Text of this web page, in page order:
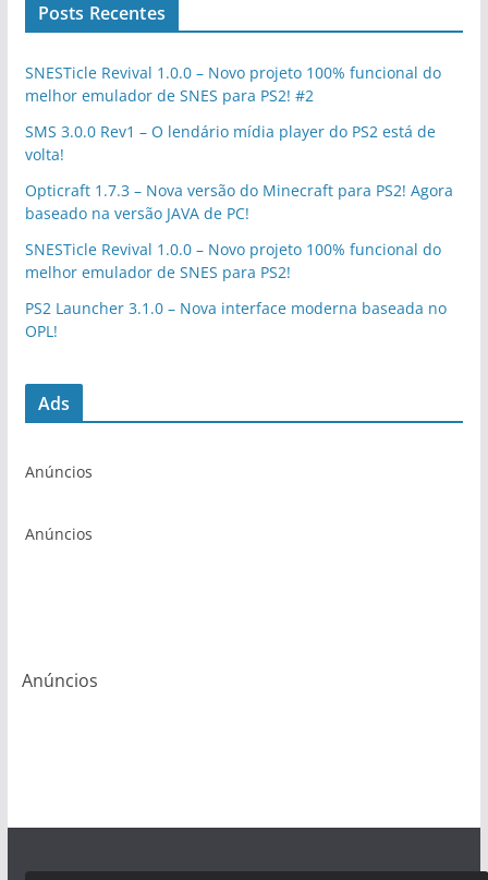
Posts Recentes
SNESTicle Revival 1.0.0 – Novo projeto 100% funcional do
melhor emulador de SNES para PS2! #2
SMS 3.0.0 Rev1 – O lendário mídia player do PS2 está de
volta!
Opticraft 1.7.3 – Nova versão do Minecraft para PS2! Agora
baseado na versão JAVA de PC!
SNESTicle Revival 1.0.0 – Novo projeto 100% funcional do
melhor emulador de SNES para PS2!
PS2 Launcher 3.1.0 – Nova interface moderna baseada no
OPL!
Ads
Anúncios
Anúncios
Anúncios